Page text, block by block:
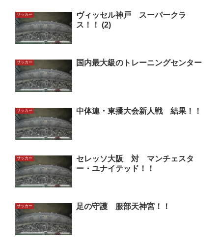
サッカー
ヴィッセル神戸 スーパークラ
ス！！ (2)
サッカー 国内最大級のトレーニングセンター
サッカー 中体連・東播大会新人戦 結果！！
サッカー
セレッソ大阪 対 マンチェスタ
ー・ユナイテッド！！
サッカー 足の守護 服部天神宮！！